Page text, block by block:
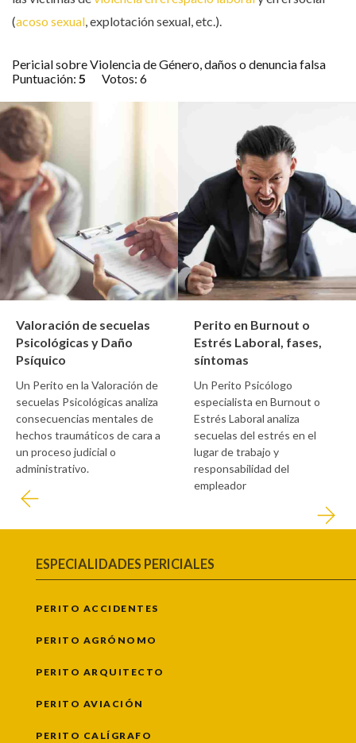
(acoso sexual, explotación sexual, etc.).
Pericial sobre Violencia de Género, daños o denuncia falsa
Puntuación: 5 Votos: 6
Valoración de secuelas
Psicológicas y Daño
Psíquico
Un Perito en la Valoración de
secuelas Psicológicas analiza
consecuencias mentales de
hechos traumáticos de cara a
un proceso judicial o
administrativo.
Perito en Burnout o
Estrés Laboral, fases,
síntomas
Un Perito Psicólogo
especialista en Burnout o
Estrés Laboral analiza
secuelas del estrés en el
lugar de trabajo y
responsabilidad del
empleador
ESPECIALIDADES PERICIALES
PERITO ACCIDENTES
PERITO AGRÓNOMO
PERITO ARQUITECTO
PERITO AVIACIÓN
PERITO CALÍGRAFO